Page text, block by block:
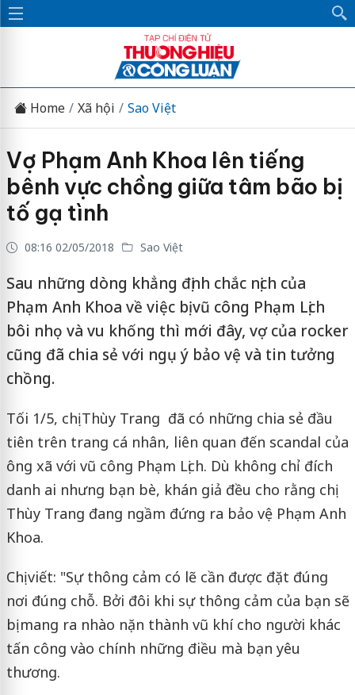
Home Xã hội Sao Việt
Vợ Phạm Anh Khoa lên tiếng
bênh vực chồng giữa tâm bão bị
tố gạ tình
08:16 02/05/2018 Sao Việt
Sau những dòng khẳng định chắc nịch của
Phạm Anh Khoa về việc bị vũ công Phạm Lịch
bôi nhọ và vu khống thì mới đây, vợ của rocker
cũng đã chia sẻ với ngụ ý bảo vệ và tin tưởng
chồng.
Tối 1/5, chị Thùy Trang đã có những chia sẻ đầu
tiên trên trang cá nhân, liên quan đến scandal của
ông xã với vũ công Phạm Lịch. Dù không chỉ đích
danh ai nhưng bạn bè, khán giả đều cho rằng chị
Thùy Trang đang ngầm đứng ra bảo vệ Phạm Anh
Khoa.
Chị viết: "Sự thông cảm có lẽ cần được đặt đúng
nơi đúng chỗ. Bởi đôi khi sự thông cảm của bạn sẽ
bị mang ra nhào nặn thành vũ khí cho người khác
tấn công vào chính những điều mà bạn yêu
thương.